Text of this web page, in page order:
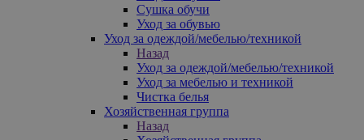
Сушка обучи
Уход за обувью
Уход за одеждой/мебелью/техникой
Назад
Уход за одеждой/мебелью/техникой
Уход за мебелью и техникой
Чистка белья
Хозяйственная группа
Назад